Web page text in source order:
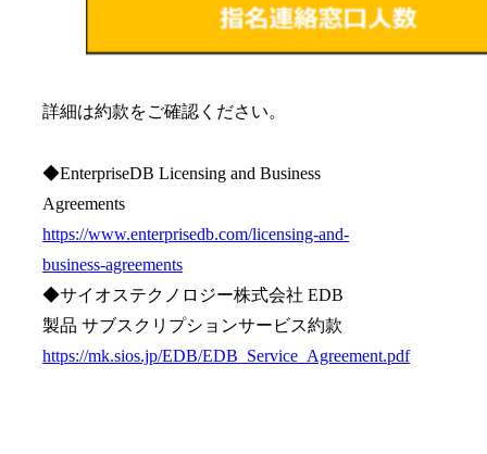
詳細は約款をご確認ください。
◆EnterpriseDB Licensing and Business
Agreements
https://www.enterprisedb.com/licensing-and-
business-agreements
◆サイオステクノロジー株式会社 EDB
製品 サブスクリプションサービス約款
https://mk.sios.jp/EDB/EDB_Service_Agreement.pdf